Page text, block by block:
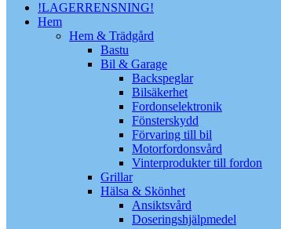
!LAGERRENSNING!
Hem
Hem & Trädgård
Bastu
Bil & Garage
Backspeglar
Bilsäkerhet
Fordonselektronik
Fönsterskydd
Förvaring till bil
Motorfordonsvård
Vinterprodukter till fordon
Grillar
Hälsa & Skönhet
Ansiktsvård
Doseringshjälpmedel